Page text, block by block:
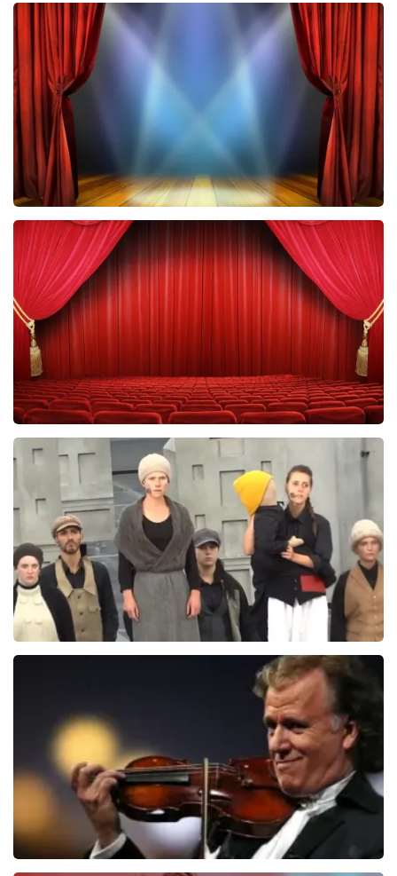
40 45 De Musical
2588+reviews
BEKIJKEN
Elisabeth
53reviews
BEKIJKEN
BEKIJKEN